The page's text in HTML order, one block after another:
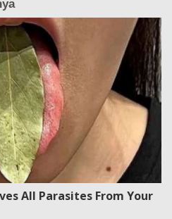
All Parasites From Your